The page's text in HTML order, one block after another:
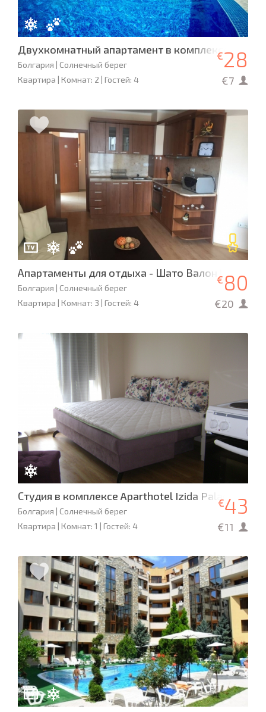
Двухкомнатный апартамент в комплексе
Болгария | Солнечный берег
Квартира | Комнат: 2 | Гостей: 4
€28
€7
Апартаменты для отдыха - Шато Валон L-48
Болгария | Солнечный берег
Квартира | Комнат: 3 | Гостей: 4
€ 80
€20
Студия в комплексе Aparthotel Izida Palace, вход
Болгария | Солнечный берег
Квартира | Комнат: 1 | Гостей: 4
€43
€11